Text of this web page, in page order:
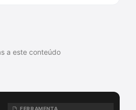
Cultural. É autor de
Ambição Inquisitorial\" e de
a este conteúdo
FERRAMENTA